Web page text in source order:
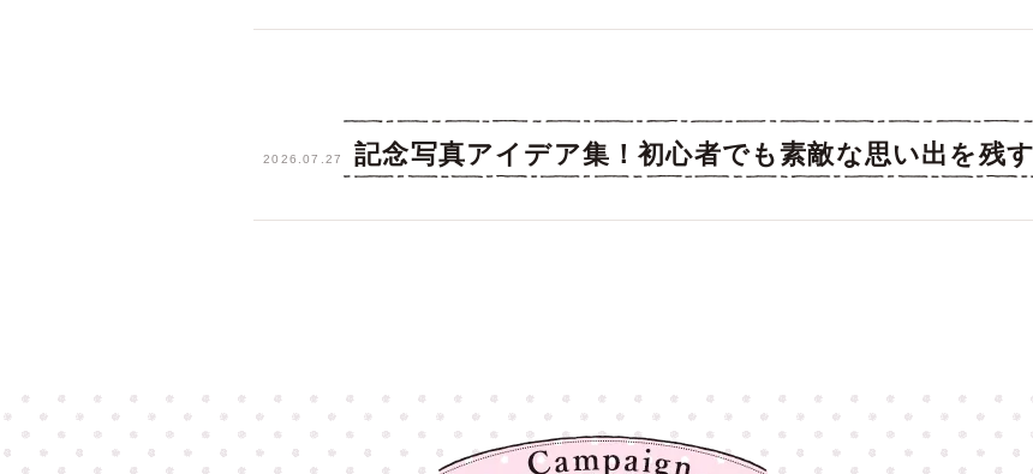
2026.07.27 記念写真アイデア集！初心者でも素敵な思い出を残